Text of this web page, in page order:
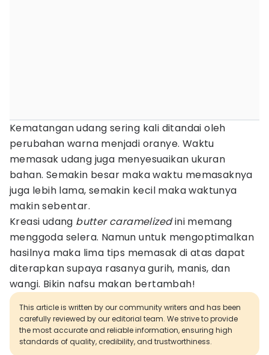
Kematangan udang sering kali ditandai oleh
perubahan warna menjadi oranye. Waktu
memasak udang juga menyesuaikan ukuran
bahan. Semakin besar maka waktu memasaknya
juga lebih lama, semakin kecil maka waktunya
makin sebentar.
Kreasi udang butter caramelizedini memang
menggoda selera. Namun untuk mengoptimalkan
hasilnya maka lima tips memasak di atas dapat
diterapkan supaya rasanya gurih, manis, dan
wangi. Bikin nafsu makan bertambah!
This article is written by our community writers and has been
carefully reviewed by our editorial team. We strive to provide
the most accurate and reliable information, ensuring high
standards of quality, credibility, and trustworthiness.